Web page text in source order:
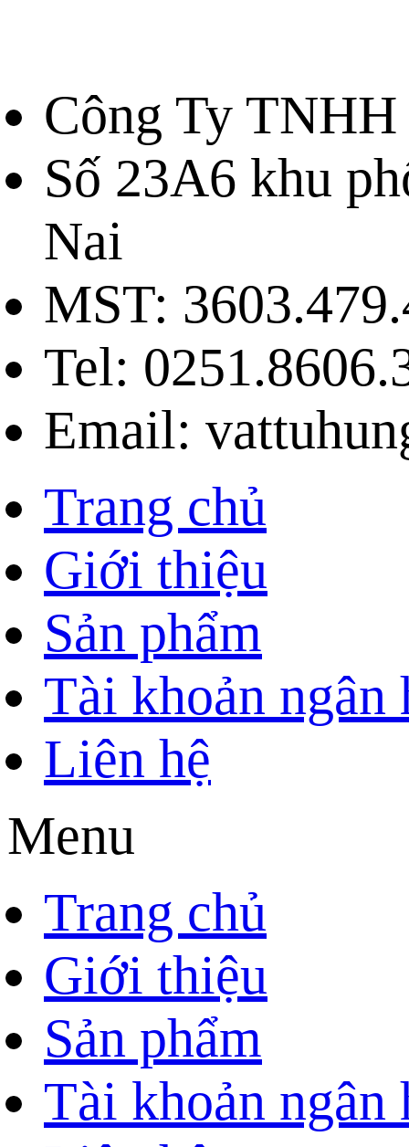
Công Ty
Số 23A6 khu
Nai
MST:
Tel:
Email:
Trang chủ
Giới thiệu
Sản phẩm
Tài khoản ngân
Liên hệ
Menu
Trang chủ
Giới thiệu
Sản phẩm
Tài khoản ngân